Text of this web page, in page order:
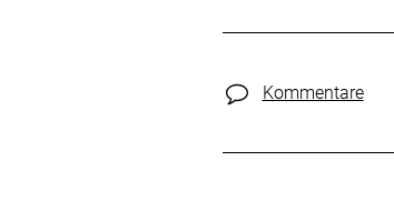
Kommentare